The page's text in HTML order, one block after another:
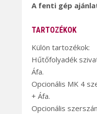
A fenti gép
TARTOZÉKOK
Külön tartozékok:
Hűtőfolyadék
Áfa.
Opcionális MK 4
+ Áfa.
Opcionális